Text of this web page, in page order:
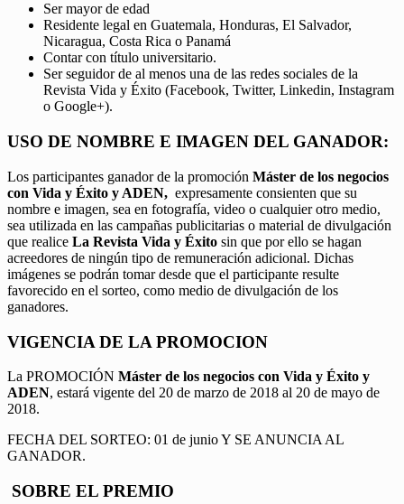
Ser mayor de edad
Residente legal en Guatemala, Honduras, El Salvador,
Nicaragua, Costa Rica o Panamá
Contar con título universitario.
Ser seguidor de al menos una de las redes sociales de la
Revista Vida y Éxito (Facebook, Twitter, Linkedin, Instagram
o Google+).
USO DE NOMBRE E IMAGEN DEL GANADOR:
Los participantes ganador de la promoción Máster de los negocios
con Vida y Éxito y ADEN, expresamente consienten que su
nombre e imagen, sea en fotografía, video o cualquier otro medio,
sea utilizada en las campañas publicitarias o material de divulgación
que realice La Revista Vida y Éxito sin que por ello se hagan
acreedores de ningún tipo de remuneración adicional. Dichas
imágenes se podrán tomar desde que el participante resulte
favorecido en el sorteo, como medio de divulgación de los
ganadores.
VIGENCIA DE LA PROMOCION
La PROMOCIÓN Máster de los negocios con Vida y Éxito y
ADEN, estará vigente del 20 de marzo de 2018 al 20 de mayo de
2018.
FECHA DEL SORTEO: 01 de junio Y SE ANUNCIA AL
GANADOR.
SOBRE EL PREMIO